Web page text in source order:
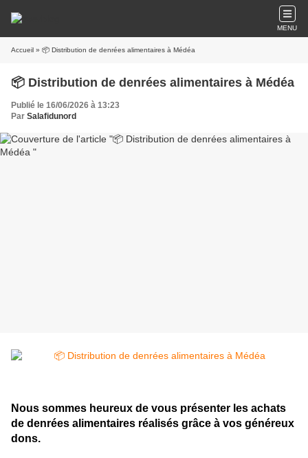
MENU
Accueil » 📦 Distribution de denrées alimentaires à Médéa
📦 Distribution de denrées alimentaires à Médéa
Publié le 16/06/2026 à 13:23
Par Salafidunord
Nous sommes heureux de vous présenter les achats
de denrées alimentaires réalisés grâce à vos généreux
dons.